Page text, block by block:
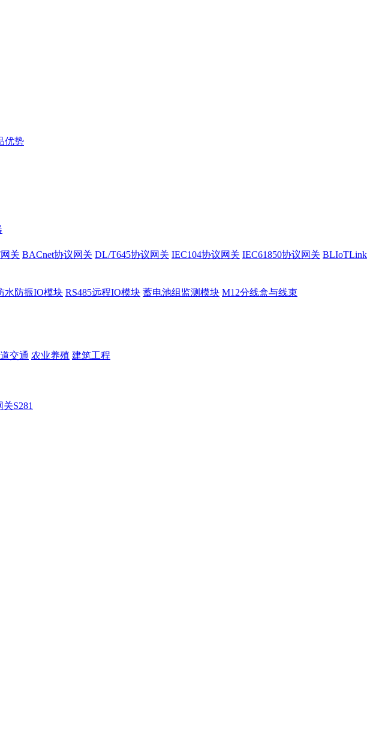
优势
关 BACnet协议网关 DL/T645协议网关 IEC104协议网关 IEC61850协议网关 BLIoTLink
水防振IO模块 RS485远程IO模块 蓄电池组监测模块 M12分线盒与线束
交通 农业养殖 建筑工程
S281